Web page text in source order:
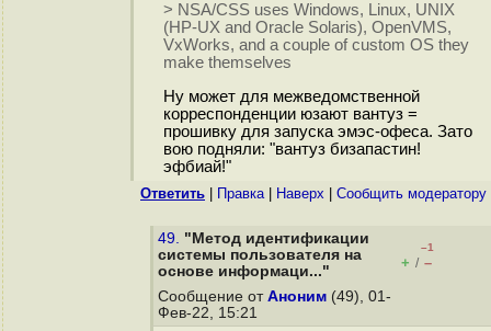
> NSA/CSS uses Windows, Linux, UNIX
(HP-UX and Oracle Solaris), OpenVMS,
VxWorks, and a couple of custom OS they
make themselves
Ну может для межведомственной
корреспонденции юзают вантуз =
прошивку для запуска эмэс-офеса. Зато
вою подняли: "вантуз бизапастин!
эфбиай!"
Ответить Правка| Наверх Cообщить модератору
49. "Метод идентификации
системы пользователя на
основе информаци..."
–1
+ / –
Сообщение от Аноним (49), 01-
Фев-22, 15:21